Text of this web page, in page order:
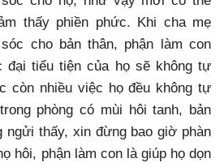
thấy phiền phức. Khi cha mẹ
cho bản thân, phận làm con
đại tiểu tiện của họ sẽ không tự
còn nhiều việc họ đều không tự
phòng có mùi hôi tanh, bản
ngửi thấy, xin đừng bao giờ phàn
hôi, phận làm con là giúp họ dọn